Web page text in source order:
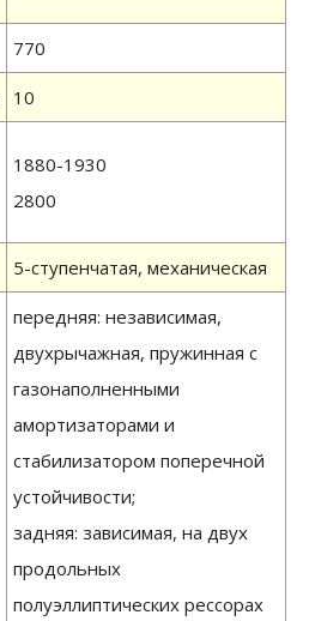
770
10
1880-1930
2800
5-ступенчатая, механическая
передняя: независимая,
двухрычажная, пружинная с
газонаполненными
амортизаторами и
стабилизатором поперечной
устойчивости;
задняя: зависимая, на двух
продольных
полуэллиптических рессорах